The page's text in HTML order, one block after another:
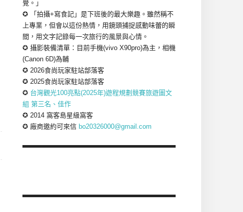
覺。」
✪ 「拍攝+寫食記」是下班後的最大樂趣。雖然稱不
上專業，但會以這份熱情，用鏡頭捕捉感動味蕾的瞬
間，用文字記錄每一次旅行的風景與心情。
✪ 攝影裝備清單：目前手機(vivo X90pro)為主，相機
(Canon 6D)為輔
✪ 2026食尚玩家駐站部落客
✪ 2025食尚玩家駐站部落客
✪ 台灣觀光100亮點(2025年)遊程規劃競賽旅遊圖文
組 第三名、佳作
✪ 2014 窩客島星級窩客
✪ 廠商邀約可來信 bo20326000@gmail.com